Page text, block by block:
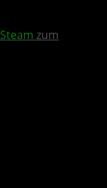
Steam zum